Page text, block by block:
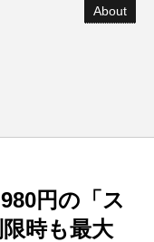
About
円の「ス
時も最大